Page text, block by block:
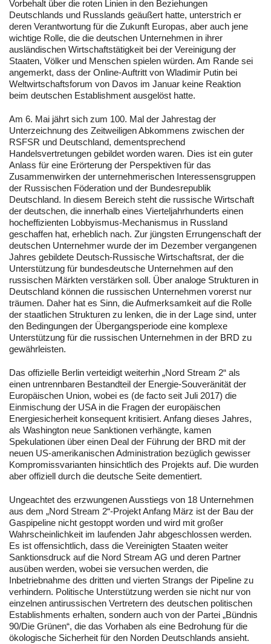
Vorbehalt über die roten Linien in den Beziehungen
Deutschlands und Russlands geäußert hatte, unterstrich er
deren Verantwortung für die Zukunft Europas, aber auch jene
wichtige Rolle, die die deutschen Unternehmen in ihrer
ausländischen Wirtschaftstätigkeit bei der Vereinigung der
Staaten, Völker und Menschen spielen würden. Am Rande sei
angemerkt, dass der Online-Auftritt von Wladimir Putin bei
Weltwirtschaftsforum von Davos im Januar keine Reaktion
beim deutschen Establishment ausgelöst hatte.
Am 6. Mai jährt sich zum 100. Mal der Jahrestag der
Unterzeichnung des Zeitweiligen Abkommens zwischen der
RSFSR und Deutschland, dementsprechend
Handelsvertretungen gebildet worden waren. Dies ist ein guter
Anlass für eine Erörterung der Perspektiven für das
Zusammenwirken der unternehmerischen Interessensgruppen
der Russischen Föderation und der Bundesrepublik
Deutschland. In diesem Bereich steht die russische Wirtschaft
der deutschen, die innerhalb eines Vierteljahrhunderts einen
hocheffizienten Lobbyismus-Mechanismus in Russland
geschaffen hat, erheblich nach. Zur jüngsten Errungenschaft der
deutschen Unternehmer wurde der im Dezember vergangenen
Jahres gebildete Deutsch-Russische Wirtschaftsrat, der die
Unterstützung für bundesdeutsche Unternehmen auf den
russischen Märkten verstärken soll. Über analoge Strukturen in
Deutschland können die russischen Unternehmen vorerst nur
träumen. Daher hat es Sinn, die Aufmerksamkeit auf die Rolle
der staatlichen Strukturen zu lenken, die in der Lage sind, unter
den Bedingungen der Übergangsperiode eine komplexe
Unterstützung für die russischen Unternehmen in der BRD zu
gewährleisten.
Das offizielle Berlin verteidigt weiterhin „Nord Stream 2“ als
einen untrennbaren Bestandteil der Energie-Souveränität der
Europäischen Union, wobei es (de facto seit Juli 2017) die
Einmischung der USA in die Fragen der europäischen
Energiesicherheit konsequent kritisiert. Anfang dieses Jahres,
als Washington neue Sanktionen verhängte, kamen
Spekulationen über einen Deal der Führung der BRD mit der
neuen US-amerikanischen Administration bezüglich gewisser
Kompromissvarianten hinsichtlich des Projekts auf. Die wurden
aber offiziell durch die deutsche Seite dementiert.
Ungeachtet des erzwungenen Ausstiegs von 18 Unternehmen
aus dem „Nord Stream 2“-Projekt Anfang März ist der Bau der
Gaspipeline nicht gestoppt worden und wird mit großer
Wahrscheinlichkeit im laufenden Jahr abgeschlossen werden.
Es ist offensichtlich, dass die Vereinigten Staaten weiter
Sanktionsdruck auf die Nord Stream AG und deren Partner
ausüben werden, wobei sie versuchen werden, die
Inbetriebnahme des dritten und vierten Strangs der Pipeline zu
verhindern. Politische Unterstützung werden sie nicht nur von
einzelnen antirussischen Vertretern des deutschen politischen
Establishments erhalten, sondern auch von der Partei „Bündnis
90/Die Grünen“, die das Vorhaben als eine Bedrohung für die
ökologische Sicherheit für den Norden Deutschlands ansieht.